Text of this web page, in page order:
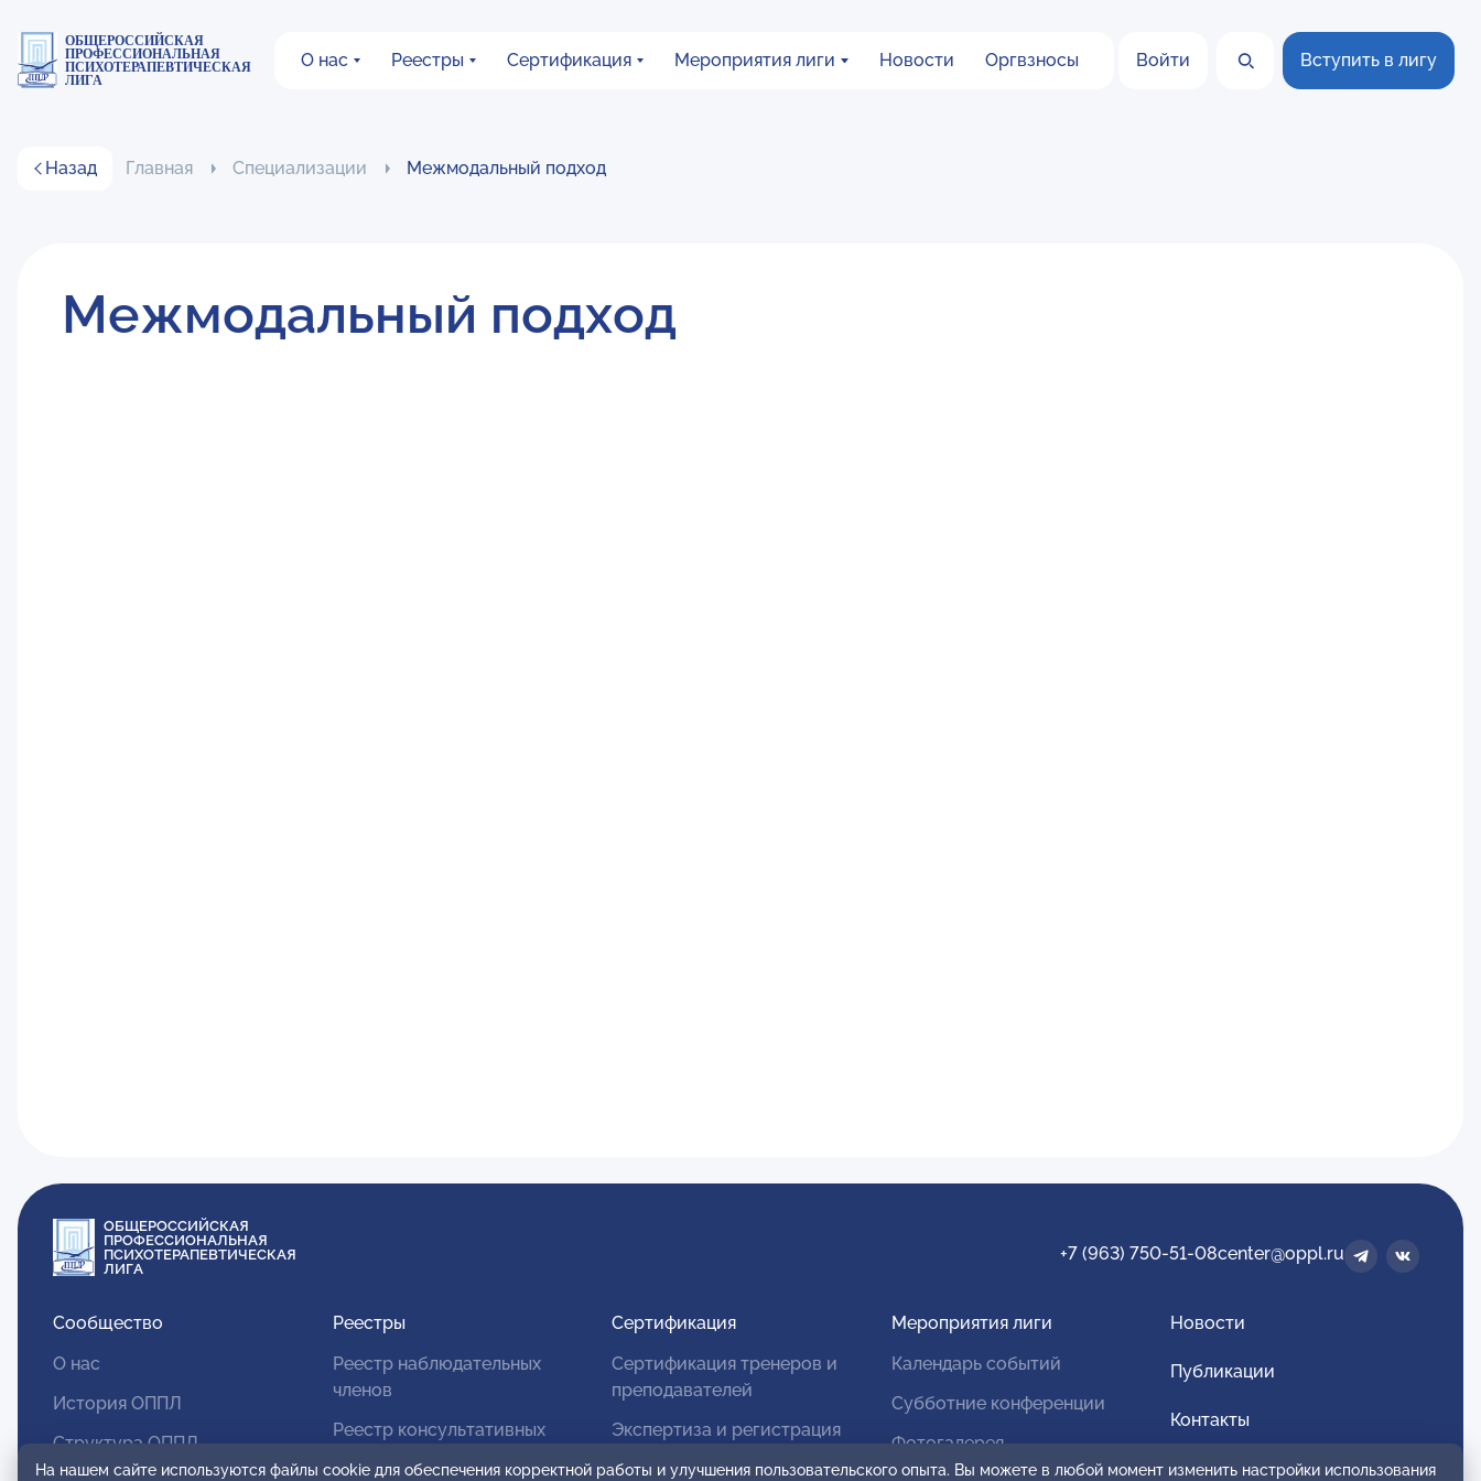
ОБЩЕРОССИЙСКАЯ
ПРОФЕССИОНАЛЬНАЯ
ПСИХОТЕРАПЕВТИЧЕСКАЯ
ЛИГА
О нас Реестры Сертификация Мероприятия лиги Новости Оргвзносы Войти Вступить в лигу
Назад Главная Специализации Межмодальный подход
Межмодальный подход
ОБЩЕРОССИЙСКАЯ
ПРОФЕССИОНАЛЬНАЯ
ПСИХОТЕРАПЕВТИЧЕСКАЯ
ЛИГА
+7 (963) 750-51-08center@oppl.ru
Сообщество
О нас
История ОППЛ
Структура ОППЛ
Реестры
Реестр наблюдательных
членов
Реестр консультативных
Сертификация
Сертификация тренеров и
преподавателей
Экспертиза и регистрация
Мероприятия лиги
Календарь событий
Субботние конференции
Фотогалерея
Новости
Публикации
Контакты
Для спонсоров и партнеров
На нашем сайте используются файлы cookie для обеспечения корректной работы и улучшения пользовательского опыта. Вы можете в любой момент изменить настройки использования